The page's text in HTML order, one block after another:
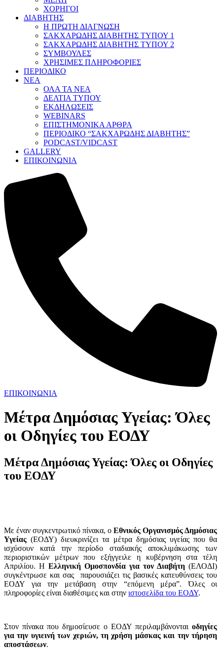
ΧΟΡΗΓΟΙ
ΔΙΑΒΗΤΗΣ
Η ΠΡΩΤΗ ΔΙΑΓΝΩΣΗ
ΣΑΚΧΑΡΩΔΗΣ ΔΙΑΒΗΤΗΣ ΤΥΠΟΥ 1
ΣΑΚΧΑΡΩΔΗΣ ΔΙΑΒΗΤΗΣ ΤΥΠΟΥ 2
ΣΥΜΒΟΥΛΕΣ
ΧΡΗΣΙΜΕΣ ΠΛΗΡΟΦΟΡΙΕΣ
ΠΕΡΙΟΔΙΚΟ
ΝΕΑ
ΟΛΑ ΤΑ ΝΕΑ
ΔΕΛΤΙΑ ΤΥΠΟΥ
ΕΚΔΗΛΩΣΕΙΣ
WEBINARS
ΕΠΙΣΤΗΜΟΝΙΚΑ ΑΡΘΡΑ
ΠΕΡΙΟΔΙΚΟ “ΣΑΚΧΑΡΩΔΗΣ ΔΙΑΒΗΤΗΣ”
PODCAST/VIDCAST
GALLERY
ΕΠΙΚΟΙΝΩΝΙΑ
ΕΠΙΚΟΙΝΩΝΙΑ
Μέτρα Δημόσιας Υγείας: Όλες
οι Οδηγίες του ΕΟΔΥ
Μέτρα Δημόσιας Υγείας: Όλες οι Οδηγίες
του ΕΟΔΥ
Με έναν συγκεντρωτικό πίνακα, ο Εθνικός Οργανισμός Δημόσιας
Υγείας (ΕΟΔΥ) διευκρινίζει τα μέτρα δημόσιας υγείας που θα
ισχύσουν κατά την περίοδο σταδιακής αποκλιμάκωσης των
περιοριστικών μέτρων που εξήγγειλε η κυβέρνηση στα τέλη
Απριλίου. Η Ελληνική Ομοσπονδία για τον Διαβήτη (ΕΛΟΔΙ)
συγκέντρωσε και σας παρουσιάζει τις βασικές κατευθύνσεις του
ΕΟΔΥ για την μετάβαση στην “επόμενη μέρα”. Όλες οι
πληροφορίες είναι διαθέσιμες και στην ιστοσελίδα του ΕΟΔΥ.
Στον πίνακα που δημοσίευσε ο ΕΟΔΥ περιλαμβάνονται οδηγίες
για την υγιεινή των χεριών, τη χρήση μάσκας και την τήρηση
αποστάσεων.